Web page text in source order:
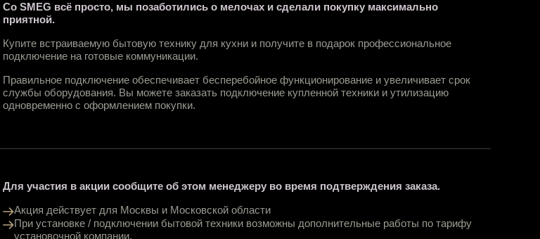
Со SMEG всё просто, мы позаботились о мелочах и сделали покупку максимально
приятной.
Купите встраиваемую бытовую технику для кухни и получите в подарок профессиональное
подключение на готовые коммуникации.
Правильное подключение обеспечивает бесперебойное функционирование и увеличивает срок
службы оборудования. Вы можете заказать подключение купленной техники и утилизацию
одновременно с оформлением покупки.
Для участия в акции сообщите об этом менеджеру во время подтверждения заказа.
Акция действует для Москвы и Московской области
При установке / подключении бытовой техники возможны дополнительные работы по тарифу
установочной компании.